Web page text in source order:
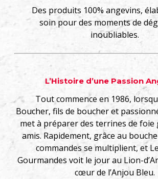
Des produits 100% angevins,
soin pour des moments de
inoubliables.
L’Histoire d’une Passion
Tout commence en 1986,
Boucher, fils de boucher et
met à préparer des terrines de foie
amis. Rapidement, grâce au
commandes se multiplient, et
Gourmandes voit le jour au Lion-
cœur de l’Anjou Bleu.